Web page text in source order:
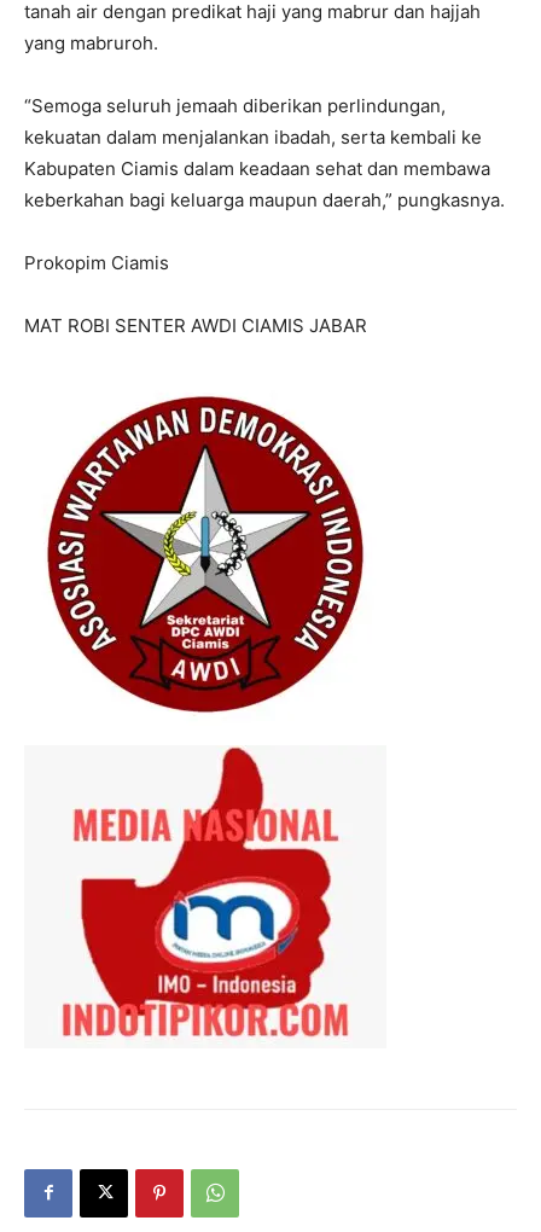
tanah air dengan predikat haji yang mabrur dan hajjah
yang mabruroh.
“Semoga seluruh jemaah diberikan perlindungan,
kekuatan dalam menjalankan ibadah, serta kembali ke
Kabupaten Ciamis dalam keadaan sehat dan membawa
keberkahan bagi keluarga maupun daerah,” pungkasnya.
Prokopim Ciamis
MAT ROBI SENTER AWDI CIAMIS JABAR